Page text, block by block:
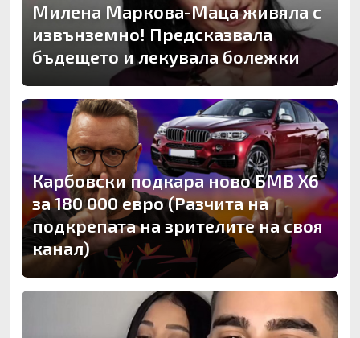
Милена Маркова-Маца живяла с
извънземно! Предсказвала
бъдещето и лекувала болежки
Карбовски подкара ново БМВ Х6
за 180 000 евро (Разчита на
подкрепата на зрителите на своя
канал)